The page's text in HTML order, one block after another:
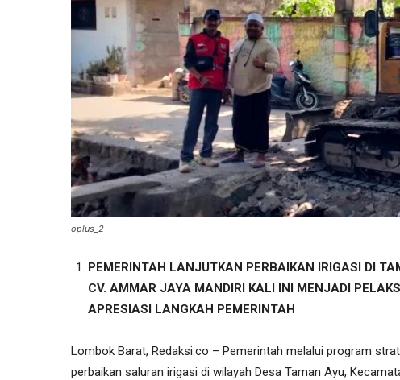
oplus_2
PEMERINTAH LANJUTKAN PERBAIKAN IRIGASI DI
CV. AMMAR JAYA MANDIRI KALI INI MENJADI
APRESIASI LANGKAH PEMERINTAH
Lombok Barat, Redaksi.co – Pemerintah melalui program
perbaikan saluran irigasi di wilayah Desa Taman Ayu,